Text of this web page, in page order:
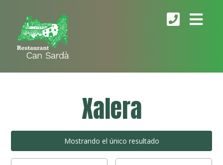
Xalera
Mostrando el único resultado